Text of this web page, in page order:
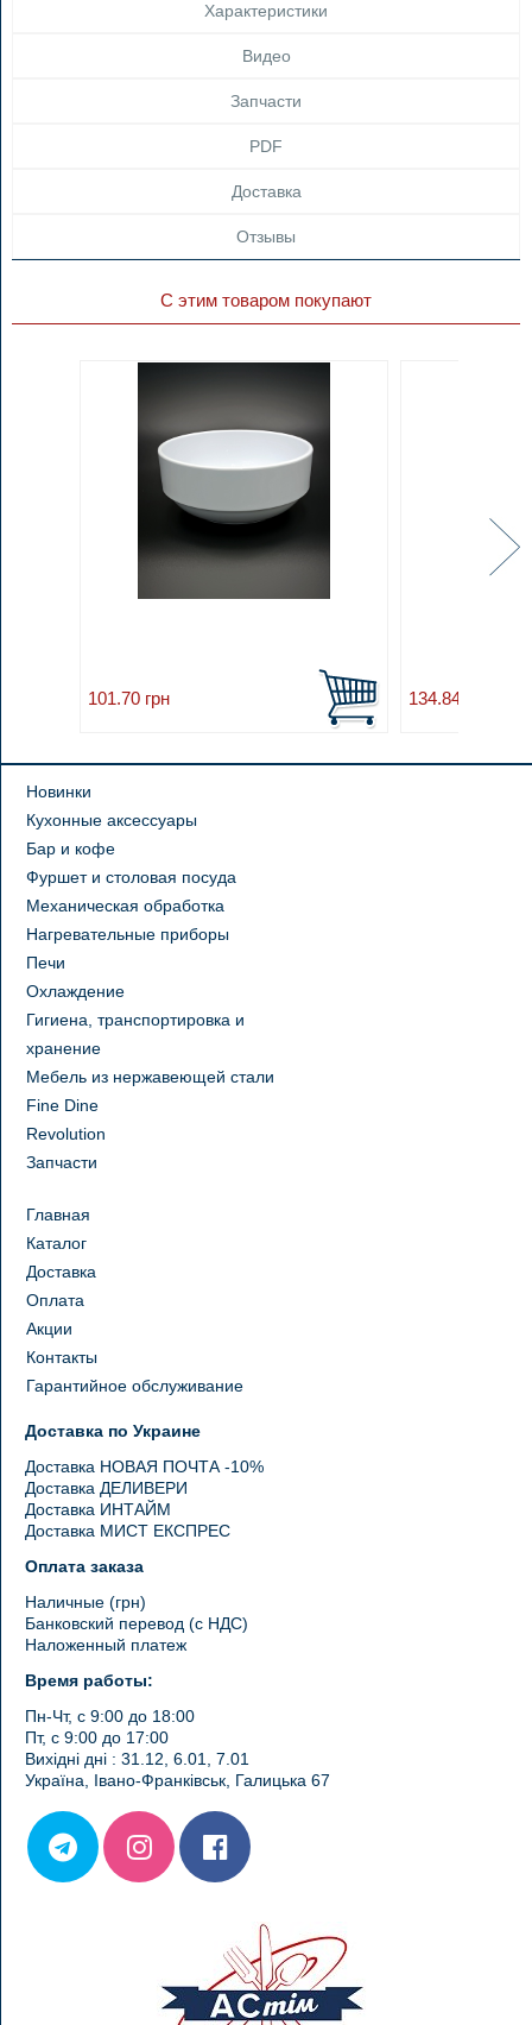
Характеристики
Видео
Запчасти
PDF
Доставка
Отзывы
С этим товаром покупают
101.70 грн 134.84
Новинки
Кухонные аксессуары
Бар и кофе
Фуршет и столовая посуда
Механическая обработка
Нагревательные приборы
Печи
Охлаждение
Гигиена, транспортировка и
хранение
Мебель из нержавеющей стали
Fine Dine
Revolution
Запчасти
Главная
Каталог
Доставка
Оплата
Акции
Контакты
Гарантийное обслуживание
Доставка по Украине
Доставка НОВАЯ ПОЧТА -10%
Доставка ДЕЛИВЕРИ
Доставка ИНТАЙМ
Доставка МИСТ ЕКСПРЕС
Оплата заказа
Наличные (грн)
Банковский перевод (с НДС)
Наложенный платеж
Время работы:
Пн-Чт, с 9:00 до 18:00
Пт, с 9:00 до 17:00
Вихідні дні : 31.12, 6.01, 7.01
Україна, Івано-Франківськ, Галицька 67